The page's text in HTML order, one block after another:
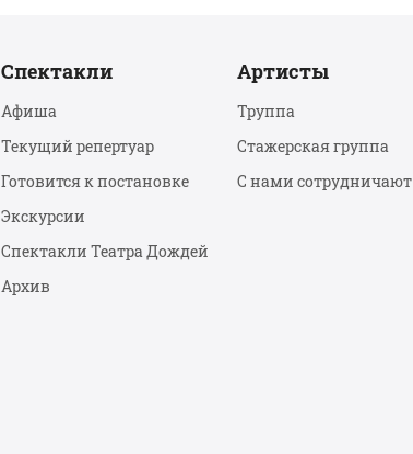
Спектакли
Афиша
Текущий репертуар
Готовится к постановке
Экскурсии
Спектакли Театра Дождей
Архив
Артисты
Труппа
Стажерская группа
С нами сотрудничают